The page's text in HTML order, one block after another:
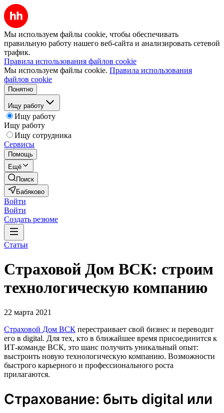
Мы используем файлы cookie, чтобы обеспечивать
правильную работу нашего веб-сайта и анализировать сетевой
трафик.
Правила использования файлов cookie
Мы используем файлы cookie. Правила использования
файлов cookie
Понятно
Ищу работу
Ищу работу
Ищу работу
Ищу сотрудника
Сервисы
Помощь
Ещё
Поиск
Бабяково
Войти
Войти
Создать резюме
Статьи
Страховой Дом ВСК: строим
технологическую компанию
22 марта 2021
Страховой Дом ВСК перестраивает свой бизнес и переводит
его в digital. Для тех, кто в ближайшее время присоединится к
ИТ-команде ВСК, это шанс получить уникальный опыт:
выстроить новую технологическую компанию. Возможности
быстрого карьерного и профессионального роста
прилагаются.
Страхование: быть digital или